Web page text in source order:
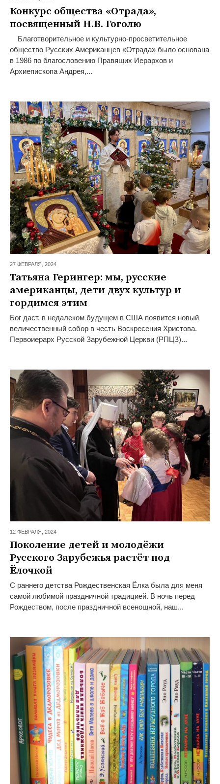
Конкурс общества «Отрада»,
посвященный Н.В. Гоголю
Благотворительное и культурно-просветительное
общество Русских Американцев «Отрада» было основана
в 1986 по благословению Правящих Иерархов и
Архиепископа Андрея,...
27 ФЕВРАЛЯ, 2024
Татьяна Герингер: мы, русские
американцы, дети двух культур и
гордимся этим
Бог даст, в недалеком будущем в США появится новый
величественный собор в честь Воскресения Христова.
Первоиерарх Русской Зарубежной Церкви (РПЦЗ)...
12 ФЕВРАЛЯ, 2024
Поколение детей и молодёжи
Русского Зарубежья растёт под
Ёлочкой
С раннего детства Рождественская Ёлка была для меня
самой любимой праздничной традицией. В ночь перед
Рождеством, после праздничной всенощной, наш...